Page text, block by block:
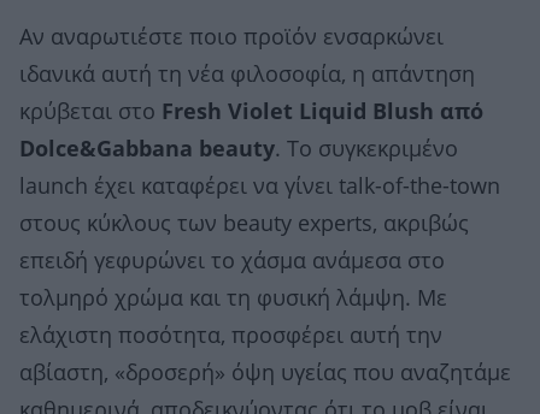
Αν αναρωτιέστε ποιο προϊόν ενσαρκώνει
ιδανικά αυτή τη νέα φιλοσοφία, η απάντηση
κρύβεται στο Fresh Violet Liquid Blush από
Dolce&Gabbana beauty. Το συγκεκριμένο
launch έχει καταφέρει να γίνει talk-of-the-town
στους κύκλους των beauty experts, ακριβώς
επειδή γεφυρώνει το χάσμα ανάμεσα στο
τολμηρό χρώμα και τη φυσική λάμψη. Με
ελάχιστη ποσότητα, προσφέρει αυτή την
αβίαστη, «δροσερή» όψη υγείας που αναζητάμε